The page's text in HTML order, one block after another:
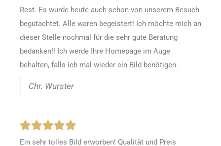
Rest. Es wurde heute auch schon von unserem Besuch
begutachtet. Alle waren begeistert! Ich möchte mich an
dieser Stelle nochmal für die sehr gute Beratung
bedanken!! Ich werde Ihre Homepage im Auge
behalten, falls ich mal wieder ein Bild benötigen.
Chr. Wurster
Ein sehr tolles Bild erworben! Qualität und Preis